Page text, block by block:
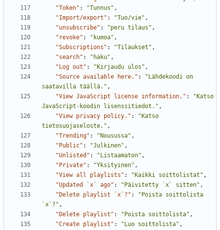
"Token" : "Tunnus" ,
"Import/export" : "Tuo/vie" ,
"unsubscribe" : "peru tilaus" ,
"revoke" : "kumoa" ,
"Subscriptions" : "Tilaukset" ,
"search" : "haku" ,
"Log out" : "Kirjaudu ulos" ,
"Source available here." :
"Lähdekoodi on
saatavilla täällä." ,
"View JavaScript license information." :
"Katso
JavaScript-koodin lisenssitiedot." ,
"View privacy policy." :
"Katso
tietosuojaseloste." ,
"Trending" : "Nousussa" ,
"Public" : "Julkinen" ,
"Unlisted" : "Listaamaton" ,
"Private" : "Yksityinen" ,
"View all playlists" : "Kaikki soittolistat" ,
"Updated `x` ago" : "Päivitetty `x` sitten" ,
"Delete playlist `x`?" :
"Poista soittolista
`x`?" ,
"Delete playlist" : "Poista soittolista" ,
"Create playlist" : "Luo soittolista" ,